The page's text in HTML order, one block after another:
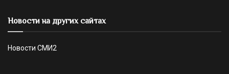
Новости на других сайтах
Новости СМИ2